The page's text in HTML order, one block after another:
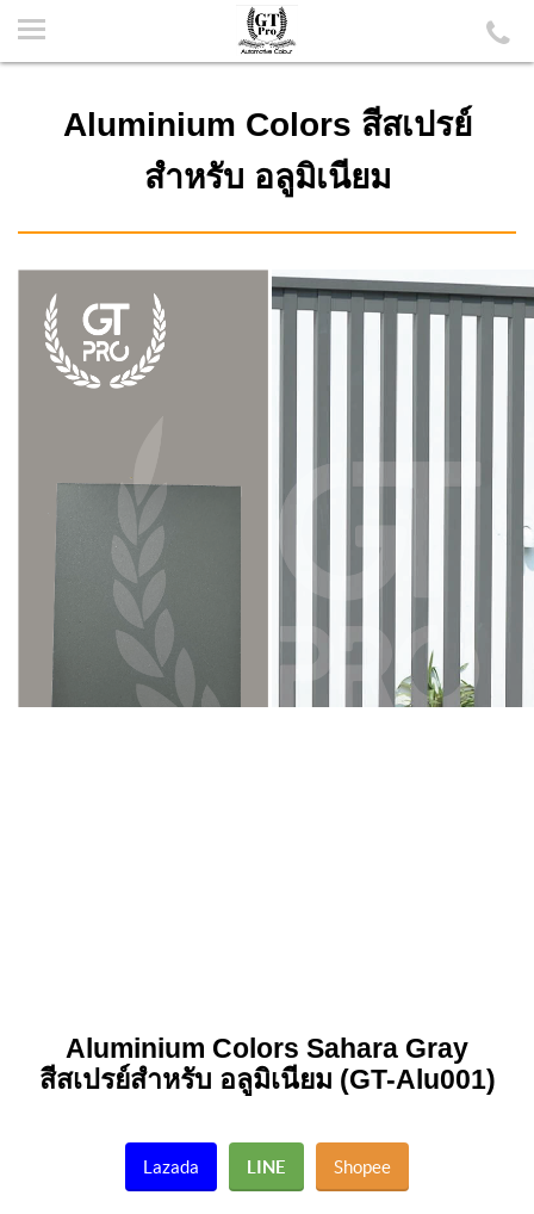
Aluminium Colors สีสเปรย์
สำหรับ อลูมิเนียม
Aluminium Colors Sahara Gray
สีสเปรย์สำหรับ อลูมิเนียม (GT-Alu001)
Lazada LINE Shopee